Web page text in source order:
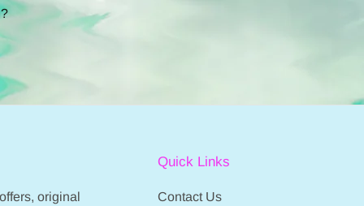
Review
original
Quick Links
Contact Us